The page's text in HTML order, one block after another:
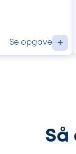
Se opgave +
Så